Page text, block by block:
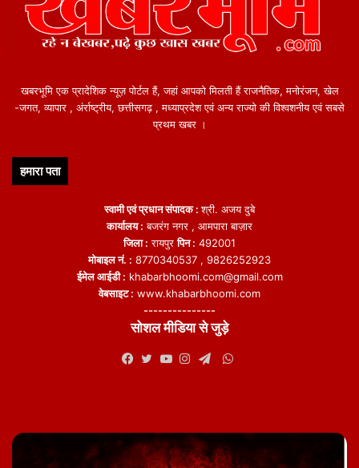
खबरभूमि एक प्रादेशिक न्यूज़ पोर्टल हैं, जहां आपको मिलती हैं राजनैतिक, मनोरंजन, खेल
-जगत, व्यापार , अंर्राष्ट्रीय, छत्तीसगढ़ , मध्याप्रदेश एवं अन्य राज्यो की विश्वशनीय एवं सबसे
प्रथम खबर ।
हमारा पता
स्वामी एवं प्रधान संपादक :श्री. अजय दुबे
कार्यालय : बजरंग नगर , आमपारा बाज़ार
जिला : रायपुरपिन : 492001
मोबाइल नं. : 8770340537 , 9826252923
ईमेल आईडी : khabarbhoomi.com@gmail.com
वेबसाइट : www.khabarbhoomi.com
---------------
सोशल मीडिया से जुड़े
WhatsApp